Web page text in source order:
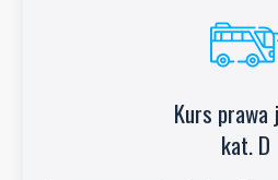
Kurs prawa
kat. D
Kurs prawa